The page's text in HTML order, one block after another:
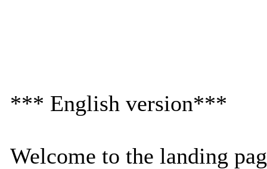
*** English version***
Welcome to the landing